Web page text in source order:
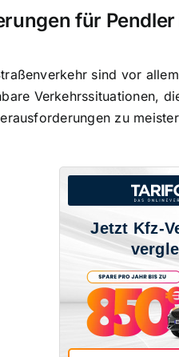
für
sind vor
Verkehrssituationen,
zu
Jetzt Kfz-